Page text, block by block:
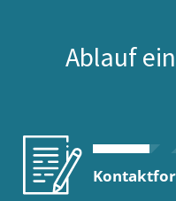
Ablauf